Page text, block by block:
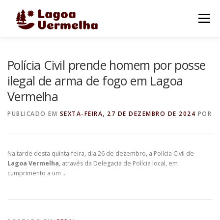
Menu
FALE CONOSCO
Polícia Civil prende homem por posse
ilegal de arma de fogo em Lagoa
Vermelha
PUBLICADO EM SEXTA-FEIRA, 27 DE DEZEMBRO DE 2024 POR
Na tarde desta quinta-feira, dia 26 de dezembro, a Polícia Civil de
Lagoa Vermelha, através da Delegacia de Polícia local, em
cumprimento a um …